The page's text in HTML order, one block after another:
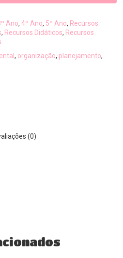
Ano,4º Ano, 5º Ano, Recursos
, Recursos Didáticos, Recursos
, organização, planejamento,
(0)